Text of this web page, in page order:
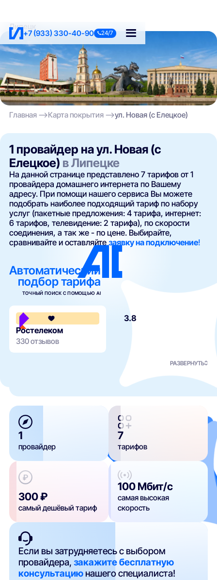
+7 (933) 330-40-90 24/7
Липецк
Главная Карта покрытия ул. Новая (с Елецкое)
1 провайдер на ул. Новая (с
Елецкое) в Липецке
На данной странице представлено 7 тарифов от 1
провайдера домашнего интернета по Вашему
адресу. При помощи нашего сервиса Вы можете
подобрать наиболее подходящий тариф по набору
услуг (пакетные предложения: 4 тарифа, интернет:
6 тарифов, телевидение: 2 тарифа), по скорости
соединения, а так же - по цене. Выбирайте,
сравнивайте и оставляйтезаявку на подключение!
Автоматический
подбор тарифа
ТОЧНЫЙ ПОИСК С ПОМОЩЬЮ AI
3.8
Ростелеком
330 отзывов
РАЗВЕРНУТЬ
1
провайдер
7
тарифов
300 ₽
самый дешёвый тариф
100 Мбит/с
самая высокая
скорость
Если вы затрудняетесь с выбором
провайдера,закажите бесплатную
консультацию нашего специалиста!